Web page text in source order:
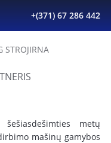
+(371) 67 286 442
STROJIRNA
metų
mašinų gamybos